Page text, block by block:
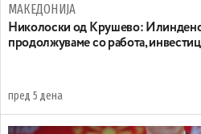
МАКЕДОНИЈА
Николоски од Крушево:
продолжуваме со работа,
пред 5 дена